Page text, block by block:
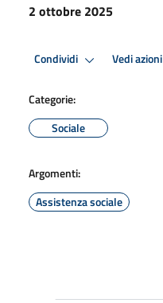
2 ottobre 2025
Condividi Vedi azioni
Categorie:
Sociale
Argomenti:
Assistenza sociale